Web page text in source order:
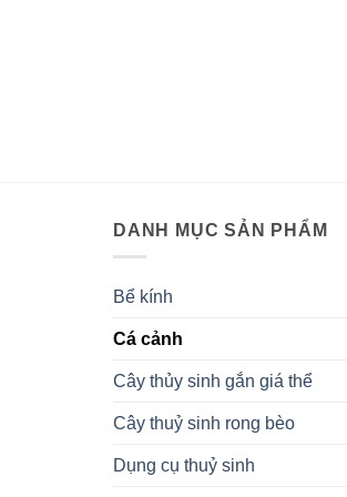
DANH MỤC SẢN PHẨM
Bể kính
Cá cảnh
Cây thủy sinh gắn giá thể
Cây thuỷ sinh rong bèo
Dụng cụ thuỷ sinh